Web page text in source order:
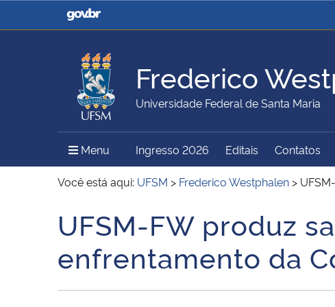
Casa Civil
Ministério da Justiça e
Ministério da Agricultura,
Pecuária e Abastecimento
Ministério da Educação
Ministério do Meio Ambiente Ministério do Turismo
Secretaria de Governo
Gabinete de Segurança
Institucional
Frederico
Universidade Federal de Santa Maria
Menu Menu Principal do Sítio
Ingresso 2026 Editais Contatos
Você está aqui: UFSM > Frederico Westphalen >
Início do conteúdo
UFSM-FW produz
enfrentamento da